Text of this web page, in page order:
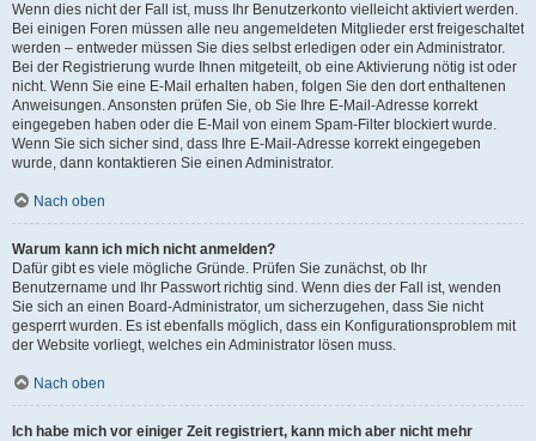
Wenn dies nicht der Fall ist, muss Ihr Benutzerkonto vielleicht aktiviert werden.
Bei einigen Foren müssen alle neu angemeldeten Mitglieder erst freigeschaltet
werden – entweder müssen Sie dies selbst erledigen oder ein Administrator.
Bei der Registrierung wurde Ihnen mitgeteilt, ob eine Aktivierung nötig ist oder
nicht. Wenn Sie eine E-Mail erhalten haben, folgen Sie den dort enthaltenen
Anweisungen. Ansonsten prüfen Sie, ob Sie Ihre E-Mail-Adresse korrekt
eingegeben haben oder die E-Mail von einem Spam-Filter blockiert wurde.
Wenn Sie sich sicher sind, dass Ihre E-Mail-Adresse korrekt eingegeben
wurde, dann kontaktieren Sie einen Administrator.
Nach oben
Warum kann ich mich nicht anmelden?
Dafür gibt es viele mögliche Gründe. Prüfen Sie zunächst, ob Ihr
Benutzername und Ihr Passwort richtig sind. Wenn dies der Fall ist, wenden
Sie sich an einen Board-Administrator, um sicherzugehen, dass Sie nicht
gesperrt wurden. Es ist ebenfalls möglich, dass ein Konfigurationsproblem mit
der Website vorliegt, welches ein Administrator lösen muss.
Nach oben
Ich habe mich vor einiger Zeit registriert, kann mich aber nicht mehr